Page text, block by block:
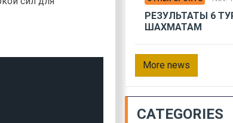
РЕЗУЛЬТАТЫ 6
ШАХМАТАМ
More news
CATEGORIES